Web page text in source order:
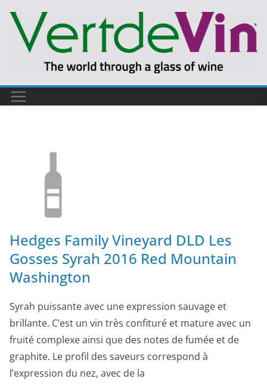
Hedges Family Vineyard DLD Les
Gosses Syrah 2016 Red Mountain
Washington
Syrah puissante avec une expression sauvage et
brillante. C’est un vin très confituré et mature avec un
fruité complexe ainsi que des notes de fumée et de
graphite. Le profil des saveurs correspond à
l’expression du nez, avec de la